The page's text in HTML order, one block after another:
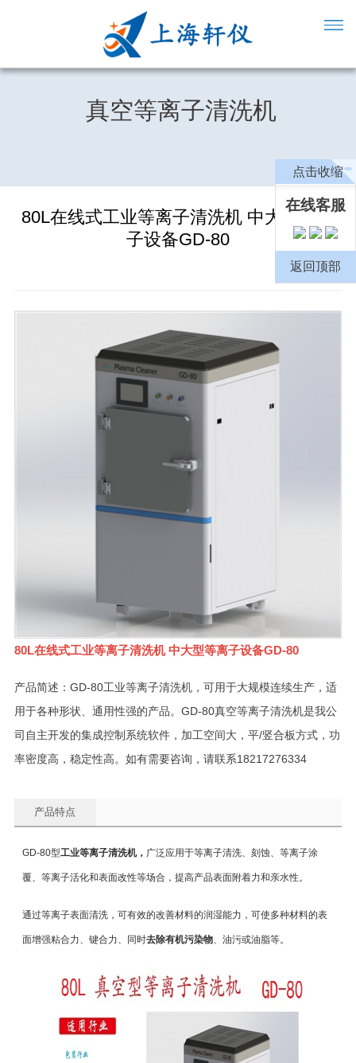
真空等离子清洗机
80L在线式工业等离子清洗机 中大型等离
子设备GD-80
80L在线式工业等离子清洗机 中大型等离子设备GD-80
产品简述：GD-80工业等离子清洗机，可用于大规模连续生产，适
用于各种形状、通用性强的产品。GD-80真空等离子清洗机是我公
司自主开发的集成控制系统软件，加工空间大，平/竖合板方式，功
率密度高，稳定性高。如有需要咨询，请联系18217276334
产品特点
GD-80型工业等离子清洗机， 广泛应用于等离子清洗、刻蚀、等离子涂
覆、等离子活化和表面改性等场合，提高产品表面附着力和亲水性。
通过等离子表面清洗，可有效的改善材料的润湿能力，可使多种材料的表
面增强粘合力、键合力、同时去除有机污染物、油污或油脂等。
点击收缩
在线客服
返回顶部